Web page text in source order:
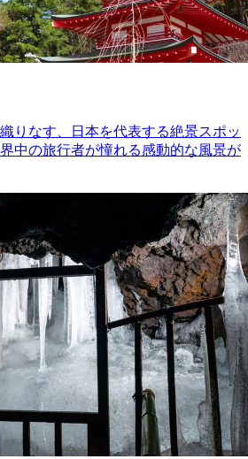
りなす、日本を代表する絶景スポッ
中の旅行者が憧れる感動的な風景が